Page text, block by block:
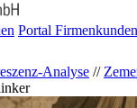
Portal Firmenkunden
Analyse //